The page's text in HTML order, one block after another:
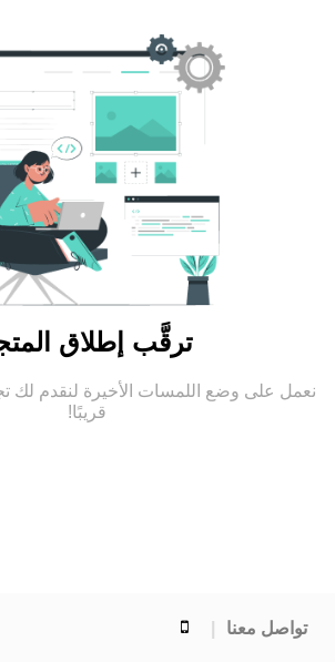
ترقَّب إطلاق
نعمل على وضع اللمسات الأخيرة لنقدم لك
قريبًا!
تواصل معنا